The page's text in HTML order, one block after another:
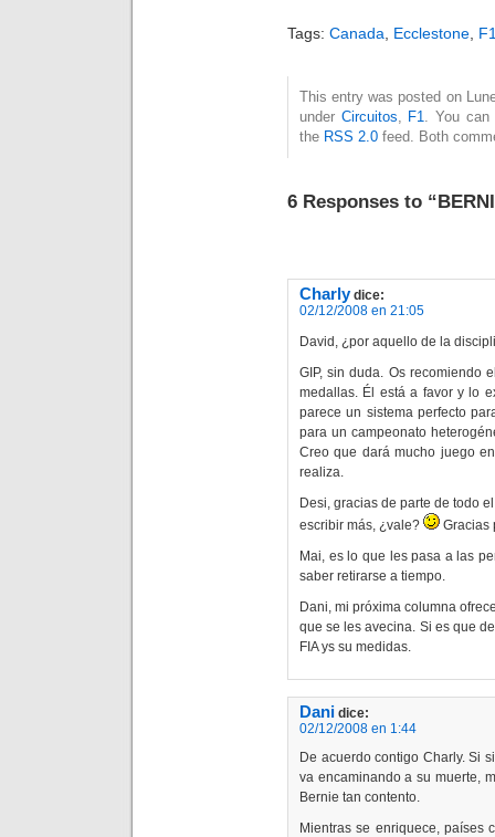
Tags: Canada Ecclestone
This entry was posted on
under Circuitos, F1. You can
the RSS 2.0 feed. Both
6 Responses to
Charly dice:
02/12/2008 en 21:05
David, ¿por aquello de la
GIP, sin duda. Os recomiendo
medallas. Él está a favor y lo
parece un sistema perfecto
para un campeonato
Creo que dará mucho juego
realiza.
Desi, gracias de parte de todo
escribir más, ¿vale?
Gracias
Mai, es lo que les pasa a las
saber retirarse a tiempo.
Dani, mi próxima columna
que se les avecina. Si es que
FIA ys su medidas.
Dani dice:
02/12/2008 en 1:44
De acuerdo contigo Charly. Si
va encaminando a su muerte,
Bernie tan contento.
Mientras se enriquece, países